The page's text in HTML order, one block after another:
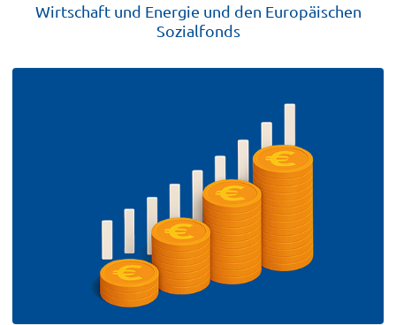
Wirtschaft und Energie und den Europäischen
Sozialfonds